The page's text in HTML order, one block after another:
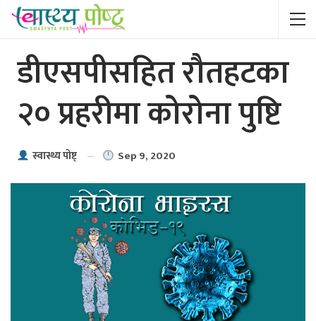
डीएसपीसहित रौतहटका
२० प्रहरीमा कोरोना पुष्टि
स्वास्थ्य पाेष्ट् Sep 9, 2020